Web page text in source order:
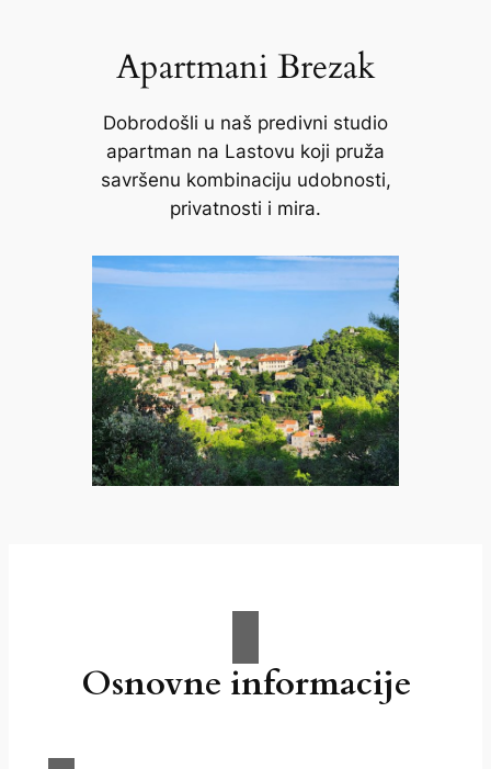
Apartmani Brezak
Dobrodošli u naš predivni studio
apartman na Lastovu koji pruža
savršenu kombinaciju udobnosti,
privatnosti i mira.
Osnovne informacije